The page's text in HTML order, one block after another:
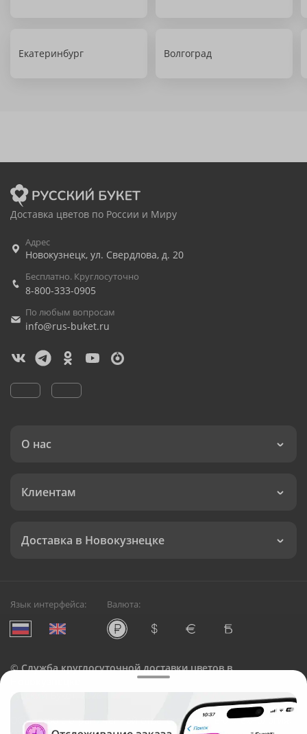
Екатеринбург Волгоград
Доставка цветов по России и Миру
Адрес
Новокузнецк, ул. Свердлова, д. 20
Бесплатно. Круглосуточно
8-800-333-0905
По любым вопросам
info@rus-buket.ru
О нас
Клиентам
Доставка в Новокузнецке
Язык интерфейса: Валюта:
©Служба круглосуточной доставки цветов в
Русский Букет, 2026
Общество с ограниченной ответственностью «Технология»